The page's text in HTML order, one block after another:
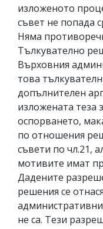
изложеното
съвет не попада
Няма
Тълкувателно
Върховния
това
допълнителен
изложената теза
оспорването,
по отношения
съвети по чл.21,
мотивите имат
Дадените
решения се
не са. Тези